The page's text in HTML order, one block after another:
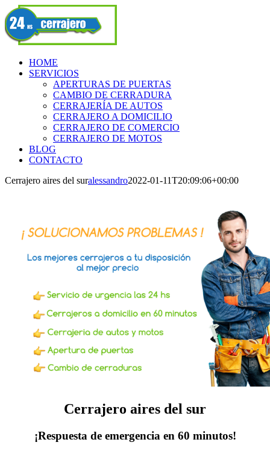
Skip
to
content
Facebook
HOME
SERVICIOS
APERTURAS DE PUERTAS
CAMBIO DE CERRADURA
CERRAJERÍA DE AUTOS
CERRAJERO A DOMICILIO
CERRAJERO DE COMERCIO
CERRAJERO DE MOTOS
BLOG
CONTACTO
Cerrajero aires del suralessandro2022-01-11T20:09:06+00:00
Cerrajero aires del sur
¡Respuesta de emergencia en 60 minutos!